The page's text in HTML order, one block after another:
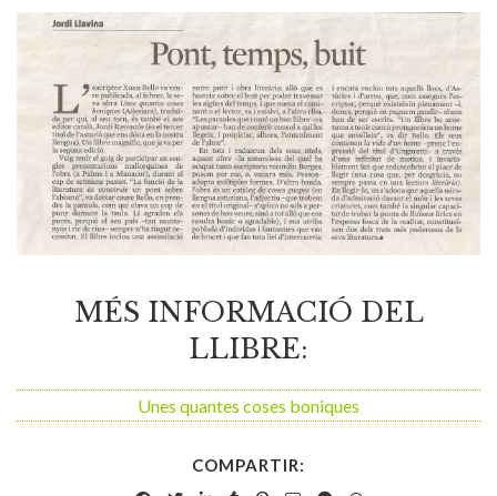
MÉS INFORMACIÓ DEL
LLIBRE:
Unes quantes coses boniques
COMPARTIR: